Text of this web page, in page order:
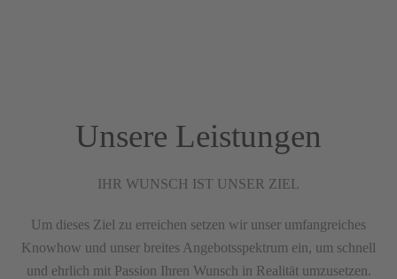
Unsere Leistungen
IHR WUNSCH IST UNSER ZIEL
Um dieses Ziel zu erreichen setzen wir unser umfangreiches
Knowhow und unser breites Angebotsspektrum ein, um schnell
und ehrlich mit Passion Ihren Wunsch in Realität umzusetzen.